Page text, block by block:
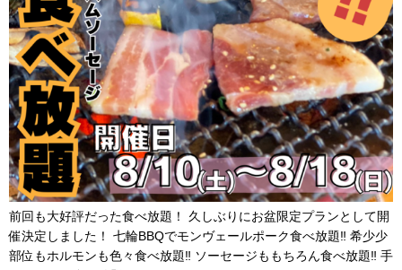
前回も大好評だった食べ放題！ 久しぶりにお盆限定プランとして開
催決定しました！ 七輪BBQでモンヴェールポーク食べ放題‼︎ 希少少
部位もホルモンも色々食べ放題‼︎ ソーセージももちろん食べ放題‼︎ 手